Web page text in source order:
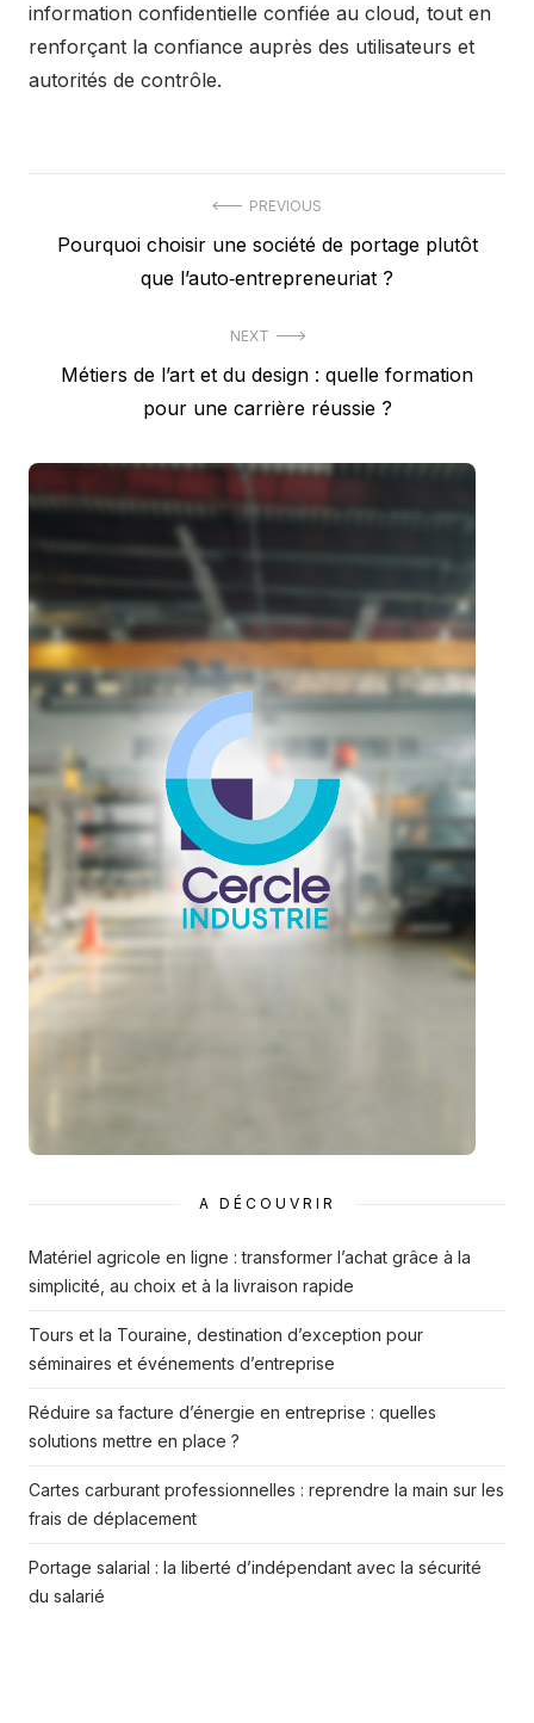
information confidentielle confiée au cloud, tout en
renforçant la confiance auprès des utilisateurs et
autorités de contrôle.
de
PREVIOUS
Previous
Pourquoi choisir une société de portage plutôt
que l’auto‑entrepreneuriat ?
NEXT
NextMétiers de l’art et du design : quelle formation
pour une carrière réussie ?
A DÉCOUVRIR
Matériel agricole en ligne : transformer l’achat grâce à la
simplicité, au choix et à la livraison rapide
Tours et la Touraine, destination d’exception pour
séminaires et événements d’entreprise
Réduire sa facture d’énergie en entreprise : quelles
solutions mettre en place ?
Cartes carburant professionnelles : reprendre la main sur les
frais de déplacement
Portage salarial : la liberté d’indépendant avec la sécurité
du salarié